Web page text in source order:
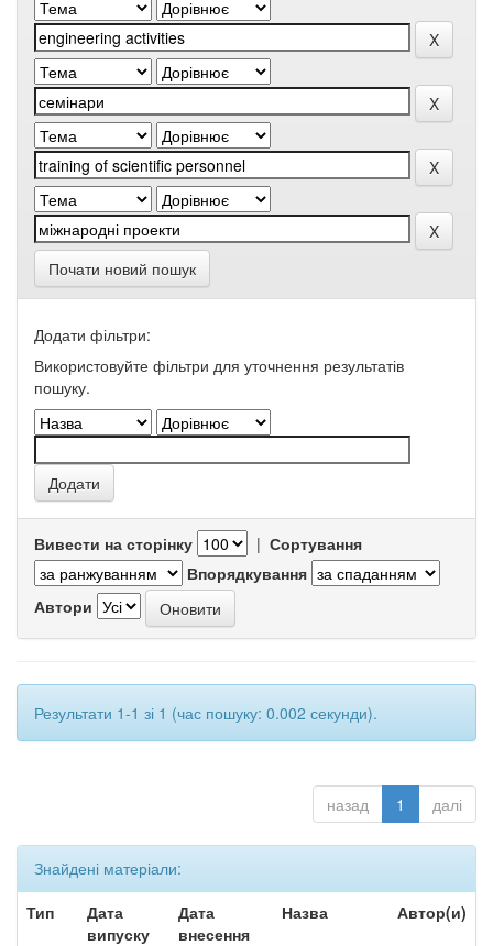
Почати новий пошук
Додати фільтри:
Використовуйте фільтри для уточнення результатів
пошуку.
Вивести на сторінку | Сортування
Впорядкування
Автори
Результати 1-1 зі 1 (час пошуку: 0.002 секунди).
назад 1 далі
Знайдені матеріали:
Тип
Дата
випуску
Дата
внесення
Назва Автор(и)